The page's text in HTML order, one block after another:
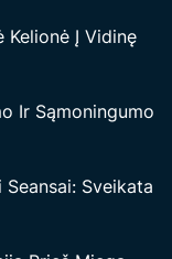
Kelionė Į Vidinę
Ir Sąmoningumo
Sveikata